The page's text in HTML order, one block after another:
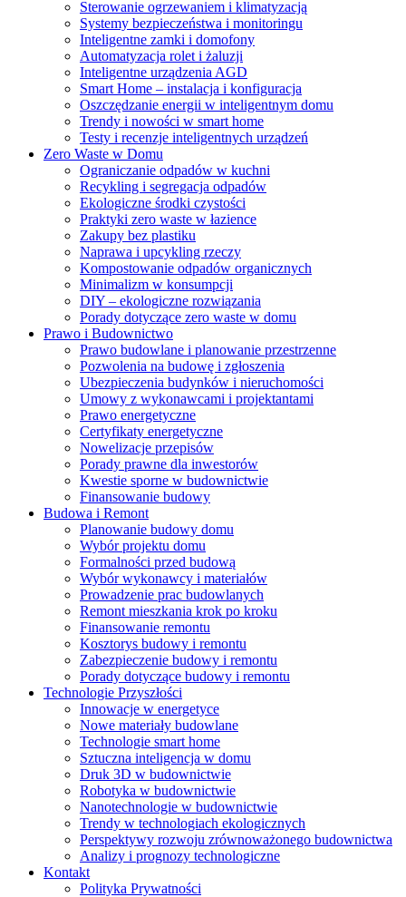
Sterowanie ogrzewaniem i klimatyzacją
Systemy bezpieczeństwa i monitoringu
Inteligentne zamki i domofony
Automatyzacja rolet i żaluzji
Inteligentne urządzenia AGD
Smart Home – instalacja i konfiguracja
Oszczędzanie energii w inteligentnym domu
Trendy i nowości w smart home
Testy i recenzje inteligentnych urządzeń
Zero Waste w Domu
Ograniczanie odpadów w kuchni
Recykling i segregacja odpadów
Ekologiczne środki czystości
Praktyki zero waste w łazience
Zakupy bez plastiku
Naprawa i upcykling rzeczy
Kompostowanie odpadów organicznych
Minimalizm w konsumpcji
DIY – ekologiczne rozwiązania
Porady dotyczące zero waste w domu
Prawo i Budownictwo
Prawo budowlane i planowanie przestrzenne
Pozwolenia na budowę i zgłoszenia
Ubezpieczenia budynków i nieruchomości
Umowy z wykonawcami i projektantami
Prawo energetyczne
Certyfikaty energetyczne
Nowelizacje przepisów
Porady prawne dla inwestorów
Kwestie sporne w budownictwie
Finansowanie budowy
Budowa i Remont
Planowanie budowy domu
Wybór projektu domu
Formalności przed budową
Wybór wykonawcy i materiałów
Prowadzenie prac budowlanych
Remont mieszkania krok po kroku
Finansowanie remontu
Kosztorys budowy i remontu
Zabezpieczenie budowy i remontu
Porady dotyczące budowy i remontu
Technologie Przyszłości
Innowacje w energetyce
Nowe materiały budowlane
Technologie smart home
Sztuczna inteligencja w domu
Druk 3D w budownictwie
Robotyka w budownictwie
Nanotechnologie w budownictwie
Trendy w technologiach ekologicznych
Perspektywy rozwoju zrównoważonego budownictwa
Analizy i prognozy technologiczne
Kontakt
Polityka Prywatności